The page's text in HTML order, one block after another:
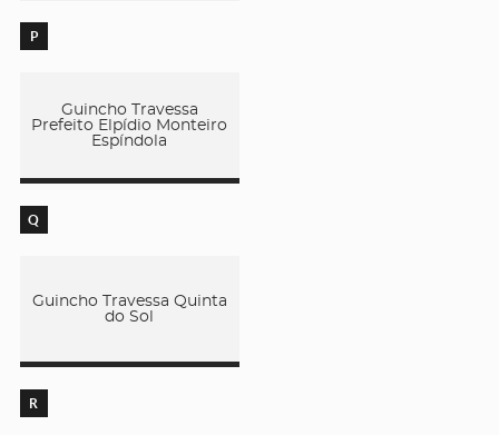
P
Guincho Travessa
Prefeito Elpídio Monteiro
Espíndola
Q
Guincho Travessa Quinta
do Sol
R